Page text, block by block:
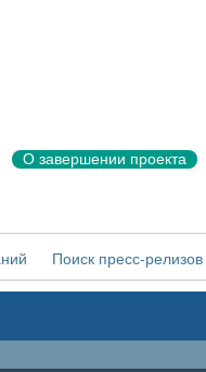
О завершении проекта
Поиск пресс-релизов